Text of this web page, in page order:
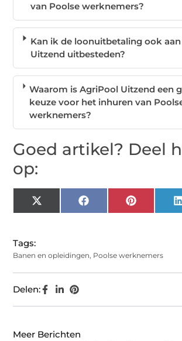
van Poolse werknemers?
Kan ik de loonuitbetaling ook
Uitzend uitbesteden?
Waarom is AgriPool Uitzend een
keuze voor het inhuren van
werknemers?
Goed artikel? Deel
op:
X
(Twitter)
Facebook Pinterest
Tags:
Banen en opleidingen, Poolse werknemers
Delen:
Meer Berichten